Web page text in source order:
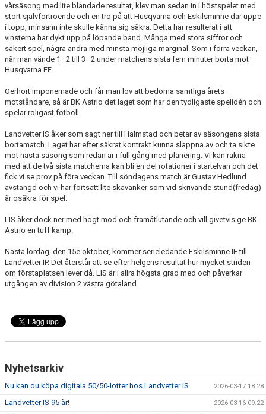
vårsäsong med lite blandade resultat, klev man sedan in i höstspelet med
stort självförtroende och en tro på att Husqvarna och Eskilsminne där uppe
i topp, minsann inte skulle känna sig säkra. Detta har resulterat i att
vinsterna har dykt upp på löpande band. Många med stora siffror och
säkert spel, några andra med minsta möjliga marginal. Som i förra veckan,
när man vände 1–2 till 3–2 under matchens sista fem minuter borta mot
Husqvarna FF.
Oerhört imponernade och får man lov att bedöma samtliga årets
motståndare, så är BK Astrio det laget som har den tydligaste spelidén och
spelar roligast fotboll.
Landvetter IS åker som sagt ner till Halmstad och betar av säsongens sista
bortamatch. Laget har efter säkrat kontrakt kunna slappna av och ta sikte
mot nästa säsong som redan är i full gång med planering. Vi kan räkna
med att de två sista matcherna kan bli en del rotationer i startelvan och det
fick vi se prov på föra veckan. Till söndagens match är Gustav Hedlund
avstängd och vi har fortsatt lite skavanker som vid skrivande stund(fredag)
är osäkra för spel.
LIS åker dock ner med högt mod och framåtlutande och vill givetvis ge BK
Astrio en tuff kamp.
Nästa lördag, den 15e oktober, kommer serieledande Eskilsminne IF till
Landvetter IP. Det återstår att se efter helgens resultat hur mycket striden
om förstaplatsen lever då. LIS är i allra högsta grad med och påverkar
utgången av division 2 västra götaland.
Nyhetsarkiv
Nu kan du köpa digitala 50/50-lotter hos Landvetter IS 2026-03-17 18:28
Landvetter IS 95 år! 2026-03-16 09:22